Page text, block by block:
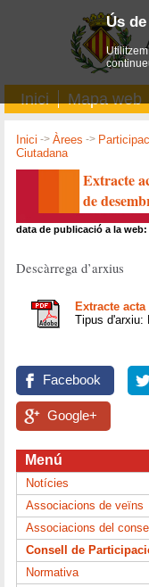
Inici Mapa web
Inici ->Àrees ->
Ciutadana
Extracte
de
data de publicació a la web:
Descàrrega d’arxius
Extracte
Tipus d'arxiu:
Facebook
Google+
Menú
Notícies
Associacions de veïns
Associacions del
Consell de
Normativa
Ús